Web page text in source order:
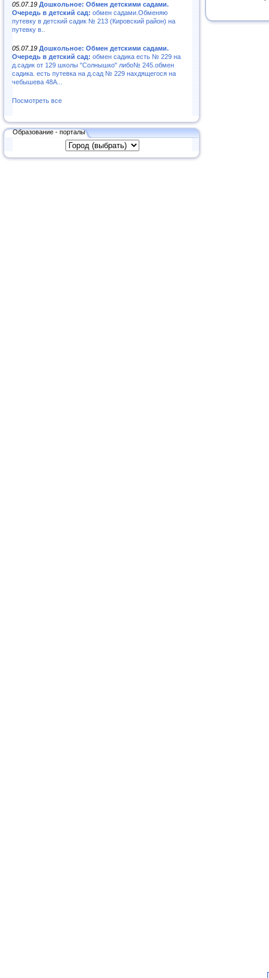
05.07.19 Дошкольное: Обмен детскими садами.
Очередь в детский сад: обмен садами.Обменяю
путевку в детский садик № 213 (Кировский район) на
путевку в..
05.07.19 Дошкольное: Обмен детскими садами.
Очередь в детский сад: обмен садика есть № 229 на
д.садик от 129 школы "Солнышко" либо№ 245.обмен
садика. есть путевка на д.сад № 229 нахдящегося на
чебышева 48А...
Посмотреть все
Образование - порталы